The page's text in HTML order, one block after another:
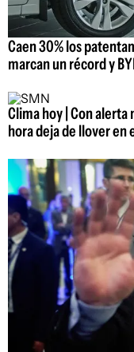
Caen 30% los
marcan un récord y
Clima hoy | Con
hora deja de llover en